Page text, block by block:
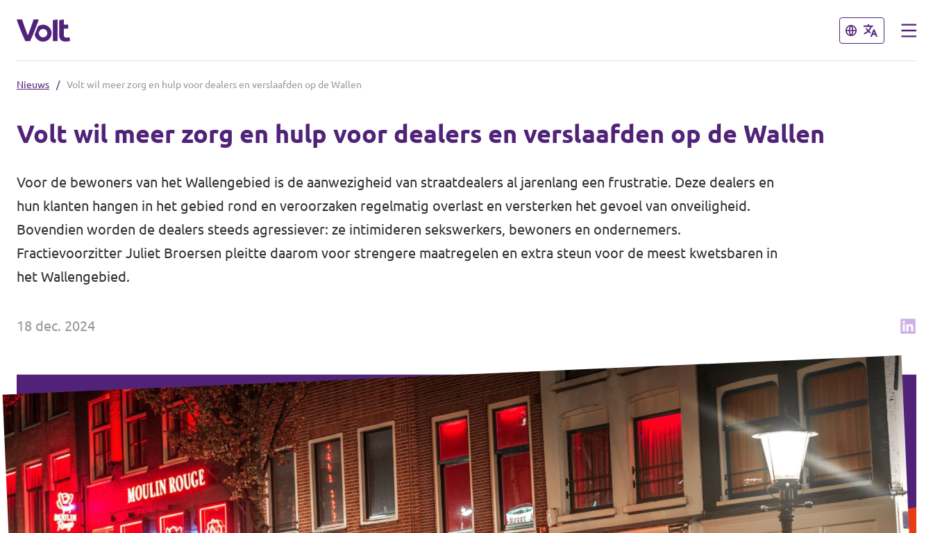
Sluiten
Nederlands
Volt afdelingen dichtbij
Volt Nederland
Volt Noord-Holland
↗️ Overzicht alle Nederlandse afdelingen
Sluiten
Over Volt
Agenda
Verkiezingsprogramma
Word lid
Wat we doen
Merch store
Nieuws / Volt wil meer zorg en hulp voor dealers en verslaafden op de Wallen
Volt wil meer zorg en hulp voor dealers en verslaafden op de Wallen
Voor de bewoners van het Wallengebied is de aanwezigheid van straatdealers al jarenlang een frustratie. Deze dealers en
hun klanten hangen in het gebied rond en veroorzaken regelmatig overlast en versterken het gevoel van onveiligheid.
Bovendien worden de dealers steeds agressiever: ze intimideren sekswerkers, bewoners en ondernemers.
Fractievoorzitter Juliet Broersen pleitte daarom voor strengere maatregelen en extra steun voor de meest kwetsbaren in
het Wallengebied.
18 dec. 2024